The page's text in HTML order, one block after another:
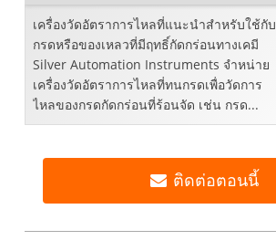
เครื่องวัดอัตราการไหลที่แนะนำสำหรับใช้กับ
กรดหรือของเหลวที่มีฤทธิ์กัดกร่อนทางเคมี
Silver Automation Instruments จำหน่าย
เครื่องวัดอัตราการไหลที่ทนกรดเพื่อวัดการ
ไหลของกรดกัดกร่อนที่ร้อนจัด เช่น กรด...
ติดต่อตอนนี้